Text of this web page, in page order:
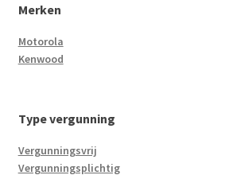
Merken
Motorola
Kenwood
Type vergunning
Vergunningsvrij
Vergunningsplichtig